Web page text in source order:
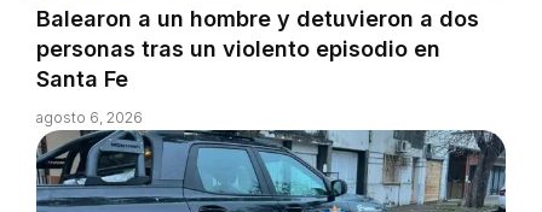
Balearon a un hombre y detuvieron a dos
personas tras un violento episodio en
Santa Fe
agosto 6, 2026